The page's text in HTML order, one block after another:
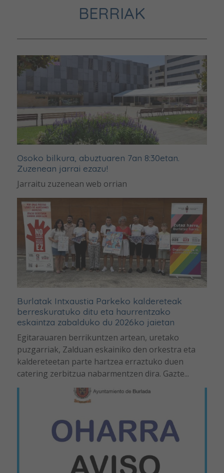
BERRIAK
Osoko bilkura, abuztuaren 7an 8:30etan.
Zuzenean jarrai ezazu!
Jarraitu zuzenean web orrian
Burlatak Intxaustia Parkeko kaldereteak
berreskuratuko ditu eta haurrentzako
eskaintza zabalduko du 2026ko jaietan
Egitarauaren berrikuntzen artean, uretako
puzgarriak, Zalduan eskainiko den orkestra eta
kaldereteetan parte hartzea erraztuko duen
catering zerbitzua nabarmentzen dira. Gazte...